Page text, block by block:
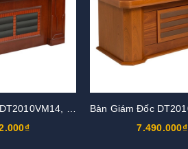
7.490.000₫